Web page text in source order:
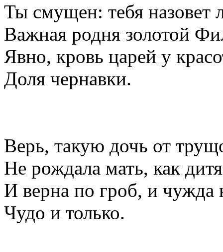
Ты смущен: тебя назовет
Важная родня золотой
Явно, кровь царей у
Доля чернавки.
Верь, такую дочь от
Не рождала мать, как
И верна по гроб, и
Чудо и только.